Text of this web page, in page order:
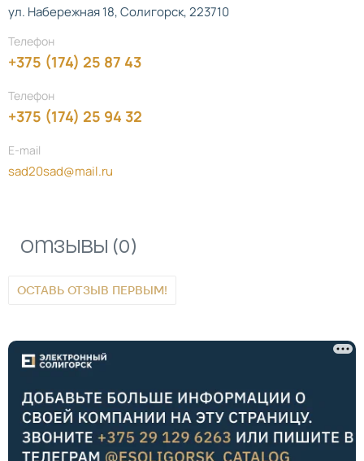
ул. Набережная 18, Солигорск, 223710
Телефон
+375 (174) 25 87 43
Телефон
+375 (174) 25 94 32
E-mail
sad20sad@mail.ru
Отзывы (0)
ОСТАВЬ ОТЗЫВ ПЕРВЫМ!